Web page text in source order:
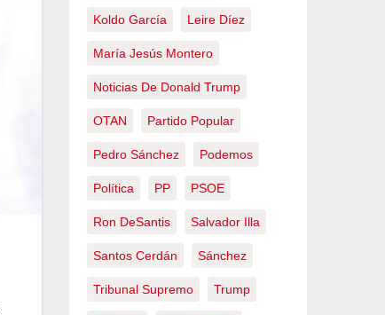
Koldo García Leire Díez
María Jesús Montero
Noticias De Donald Trump
OTAN Partido Popular
Pedro Sánchez Podemos
Política PP PSOE
Ron DeSantis Salvador Illa
Santos Cerdán Sánchez
Tribunal Supremo Trump